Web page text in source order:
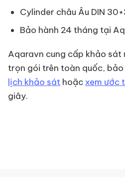
Cylinder châu Âu DIN
Bảo hành 24 tháng tại
Aqaravn cung cấp khảo sát
trọn gói trên toàn quốc,
lịch khảo sát hoặc xem ước
giây.